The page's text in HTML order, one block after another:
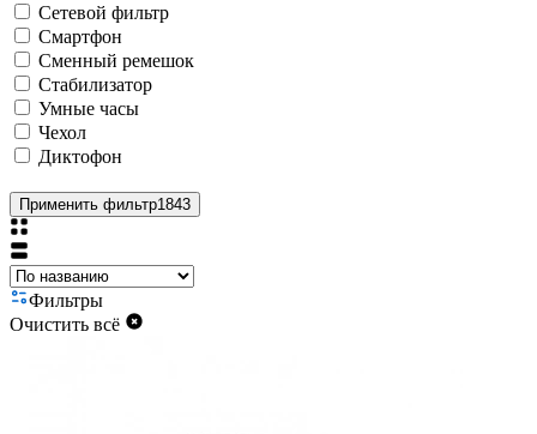
Сетевой фильтр
Смартфон
Сменный ремешок
Стабилизатор
Умные часы
Чехол
Диктофон
Применить фильтр1843
Фильтры
Очистить всё